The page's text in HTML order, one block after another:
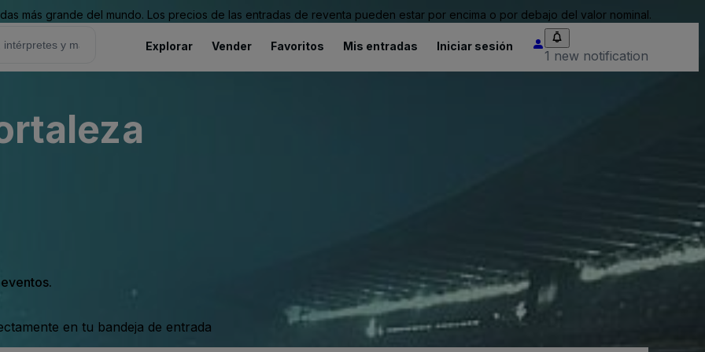
más grande del mundo. Los precios de las entradas de reventa pueden estar por encima o por debajo del valor nominal.
Explorar Vender Favoritos Mis entradas Iniciar sesión
1 new notification
en tu bandeja de entrada